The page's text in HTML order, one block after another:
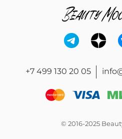
+7 499 130 20 05
© 2016-2025